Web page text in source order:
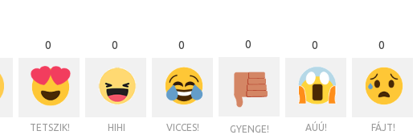
0
TETSZIK!
0
HIHI
0
VICCES!
0
GYENGE!
0
AÚÚ!
0
FÁJT!